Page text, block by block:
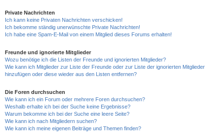
Private Nachrichten
Ich kann keine Privaten Nachrichten verschicken!
Ich bekomme ständig unerwünschte Private Nachrichten!
Ich habe eine Spam-E-Mail von einem Mitglied dieses Forums erhalten!
Freunde und ignorierte Mitglieder
Wozu benötige ich die Listen der Freunde und ignorierten Mitglieder?
Wie kann ich Mitglieder zur Liste der Freunde oder zur Liste der ignorierten Mitglieder
hinzufügen oder diese wieder aus den Listen entfernen?
Die Foren durchsuchen
Wie kann ich ein Forum oder mehrere Foren durchsuchen?
Weshalb erhalte ich bei der Suche keine Ergebnisse?
Warum bekomme ich bei der Suche eine leere Seite?
Wie kann ich nach Mitgliedern suchen?
Wie kann ich meine eigenen Beiträge und Themen finden?